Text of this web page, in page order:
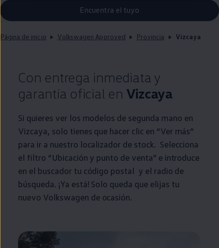
Encuentra el tuyo
Página de inicio Volkswagen Approved Provincia Vizcaya
Con entrega inmediata y
garantía oficial en Vizcaya
Si quieres ver los modelos de segunda mano en
Vizcaya, solo tienes que hacer clic en “Ver más”
para ir a nuestro localizador de stock. Selecciona
el filtro “Ubicación y punto de venta” e introduce
en el buscador tu código postal y el radio de
búsqueda. ¡Ya está! Solo queda que elijas tu
nuevo Volkswagen de ocasión.